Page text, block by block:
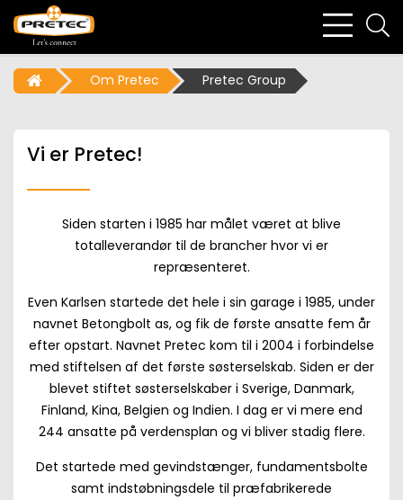
bars
Om Pretec
Pretec Group
Vi er Pretec!
Siden starten i 1985 har målet været at blive
totalleverandør til de brancher hvor vi er
repræsenteret.
Even Karlsen startede det hele i sin garage i 1985, under
navnet Betongbolt as, og fik de første ansatte fem år
efter opstart. Navnet Pretec kom til i 2004 i forbindelse
med stiftelsen af det første søsterselskab. Siden er der
blevet stiftet søsterselskaber i Sverige, Danmark,
Finland, Kina, Belgien og Indien. I dag er vi mere end
244 ansatte på verdensplan og vi bliver stadig flere.
Det startede med gevindstænger, fundamentsbolte
samt indstøbningsdele til præfabrikerede